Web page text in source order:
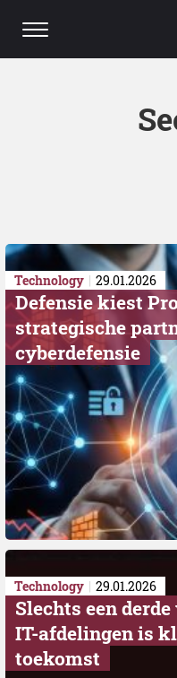
Technology 29.01.2026
Defensie kiest
strategische
cyberdefensie
Technology 29.01.2026
Slechts een
IT-afdelingen is
toekomst